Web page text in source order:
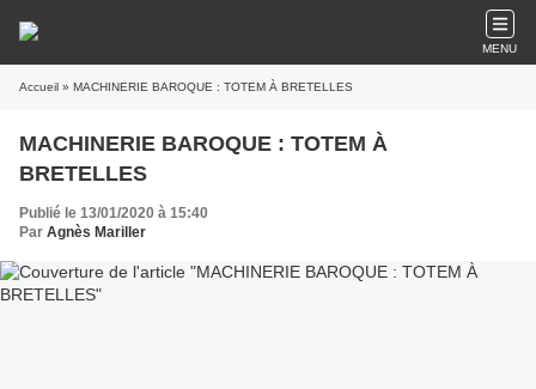
MENU
Accueil » MACHINERIE BAROQUE : TOTEM À BRETELLES
MACHINERIE BAROQUE : TOTEM À
BRETELLES
Publié le 13/01/2020 à 15:40
Par Agnès Mariller